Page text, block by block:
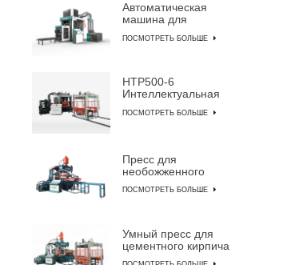
Автоматическая
машина для
IPF10-15
ПОСМОТРЕТЬ БОЛЬШЕ
HTP500-6
Интеллектуальная
производства
ПОСМОТРЕТЬ БОЛЬШЕ
Пресс для
необожженного
ПОСМОТРЕТЬ БОЛЬШЕ
Умный пресс для
цементного кирпича